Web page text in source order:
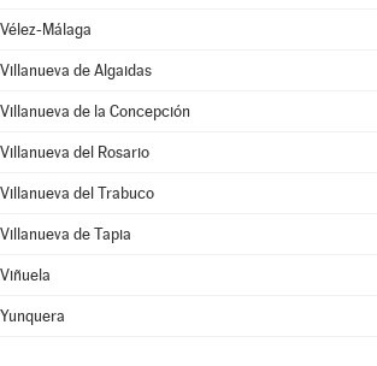
Vélez-Málaga
Villanueva de Algaidas
Villanueva de la Concepción
Villanueva del Rosario
Villanueva del Trabuco
Villanueva de Tapia
Viñuela
Yunquera